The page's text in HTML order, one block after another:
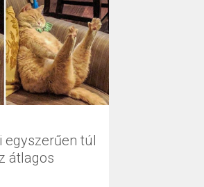
egyszerűen túl
átlagos